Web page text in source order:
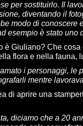
per sostituirlo. Il
diventando il
modo di conoscere
esempio è stato uno
è Giuliano? Che
flora e nella fauna,
i personaggi, le
mentre
di aprire una
diciamo che a 20